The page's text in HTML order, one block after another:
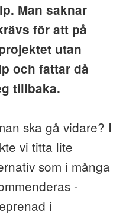
Man saknar
för att på
utan
och fattar då
tillbaka.
ska gå vidare? I
vi titta lite
som i många
-
i